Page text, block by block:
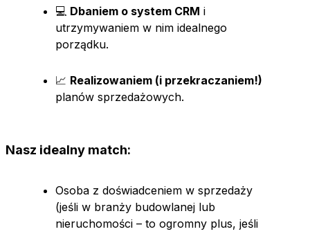
💻 Dbaniem o system CRM i
utrzymywaniem w nim idealnego
porządku.
📈 Realizowaniem (i przekraczaniem!)
planów sprzedażowych.
Nasz idealny match:
Osoba z doświadceniem w sprzedaży
(jeśli w branży budowlanej lub
nieruchomości – to ogromny plus, jeśli